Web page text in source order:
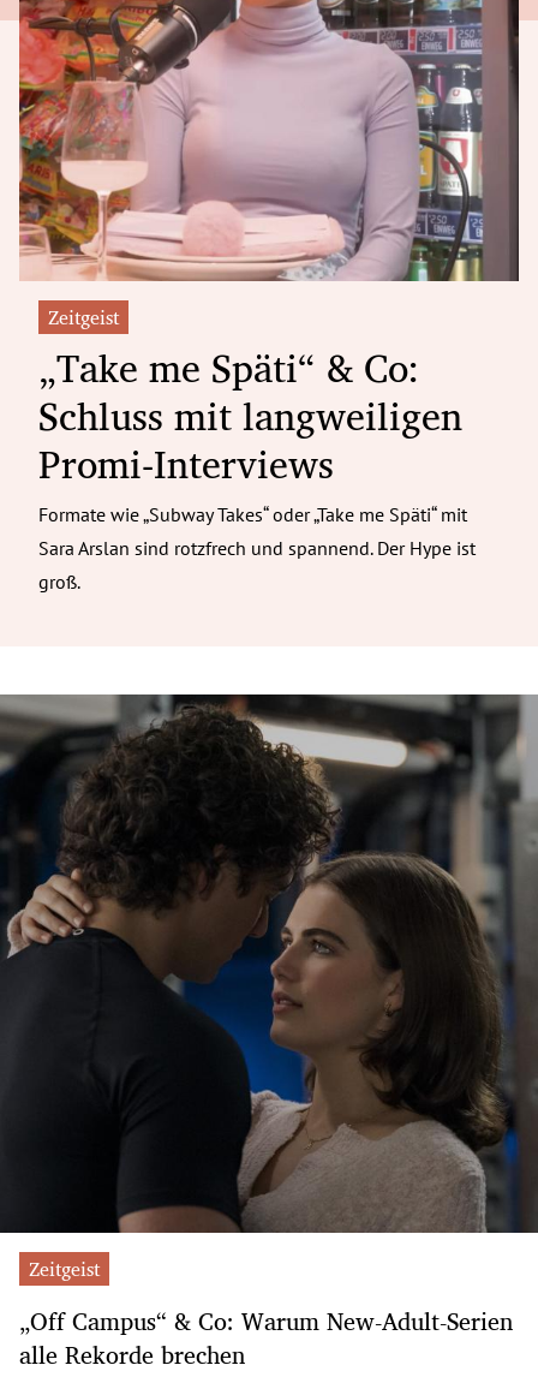
Zeitgeist
„Take me Späti“ & Co:
Schluss mit langweiligen
Promi-Interviews
Formate wie „Subway Takes“ oder „Take me Späti“ mit
Sara Arslan sind rotzfrech und spannend. Der Hype ist
groß.
Zeitgeist
„Off Campus“ & Co: Warum New-Adult-Serien
alle Rekorde brechen